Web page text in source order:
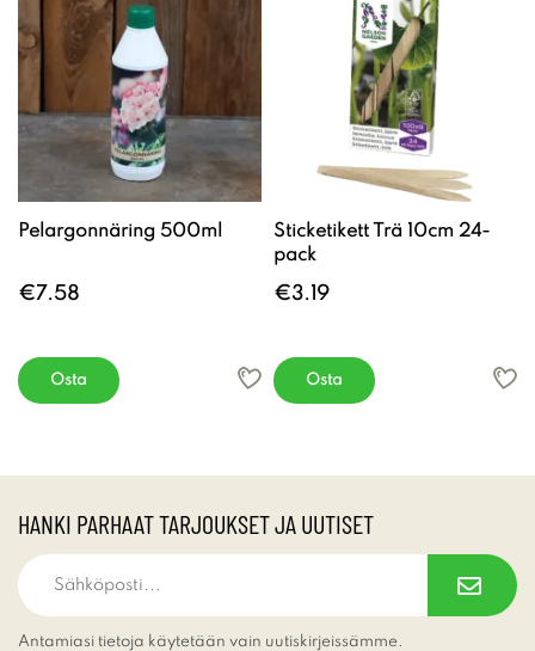
Pelargonnäring 500ml
€7.58
Osta
Sticketikett Trä 10cm 24-
pack
€3.19
Osta
HANKI PARHAAT TARJOUKSET JA UUTISET
Antamiasi tietoja käytetään vain uutiskirjeissämme.